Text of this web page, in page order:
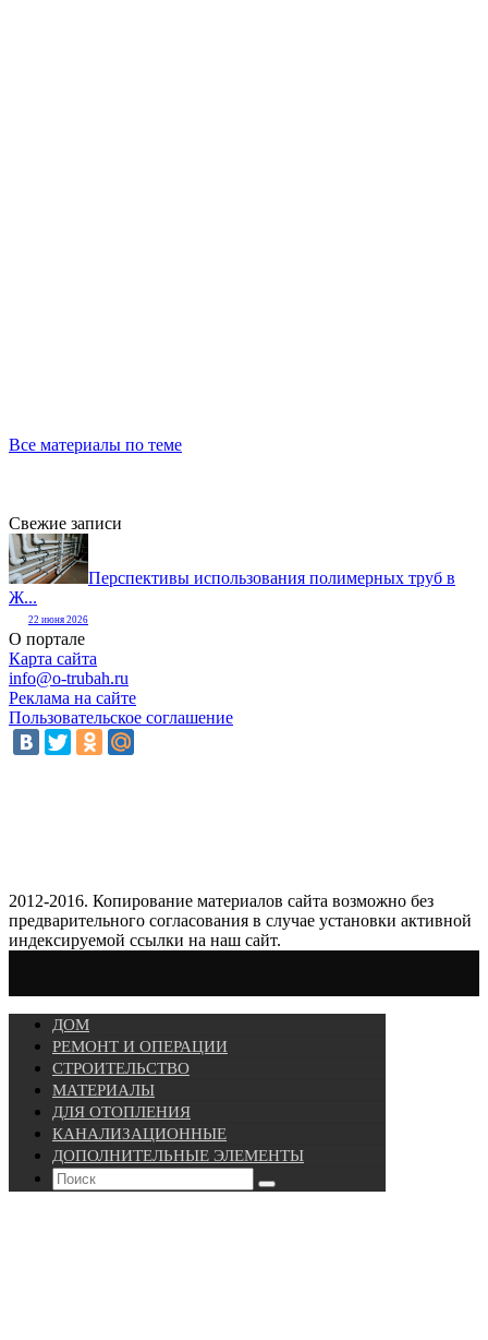
Все материалы по теме
Свежие записи
Перспективы использования полимерных труб в
Ж...
22 июня 2026
О портале
Карта сайта
info@o-trubah.ru
Реклама на сайте
Пользовательское соглашение
2012-2016. Копирование материалов сайта возможно без
предварительного согласования в случае установки активной
индексируемой ссылки на наш сайт.
ДОМ
РЕМОНТ И ОПЕРАЦИИ
СТРОИТЕЛЬСТВО
МАТЕРИАЛЫ
ДЛЯ ОТОПЛЕНИЯ
КАНАЛИЗАЦИОННЫЕ
ДОПОЛНИТЕЛЬНЫЕ ЭЛЕМЕНТЫ